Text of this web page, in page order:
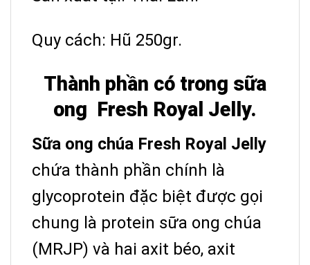
Quy cách: Hũ 250gr.
Thành phần có trong sữa
ong Fresh Royal Jelly.
Sữa ong chúa Fresh Royal Jelly
chứa thành phần chính là
glycoprotein đặc biệt được gọi
chung là protein sữa ong chúa
(MRJP) và hai axit béo, axit